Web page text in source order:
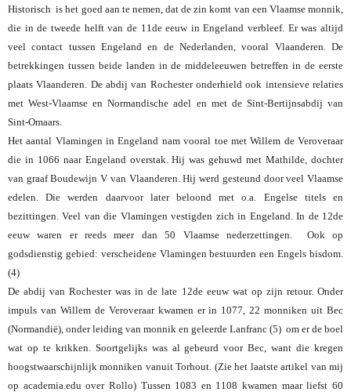
Historisch is het goed aan te nemen, dat de zin komt van een Vlaamse monnik,
die in de tweede helft van de 11de eeuw in Engeland verbleef. Er was altijd
veel contact tussen Engeland en de Nederlanden, vooral Vlaanderen. De
betrekkingen tussen beide landen in de middeleeuwen betreffen in de eerste
plaats Vlaanderen. De abdij van Rochester onderhield ook intensieve relaties
met West-Vlaamse en Normandische adel en met de Sint-Bertijnsabdij van
Sint-Omaars.
Het aantal Vlamingen in Engeland nam vooral toe met Willem de Veroveraar
die in 1066 naar Engeland overstak. Hij was gehuwd met Mathilde, dochter
van graaf Boudewijn V van Vlaanderen. Hij werd gesteund door veel Vlaamse
edelen. Die werden daarvoor later beloond met o.a. Engelse titels en
bezittingen. Veel van die Vlamingen vestigden zich in Engeland. In de 12de
eeuw waren er reeds meer dan 50 Vlaamse nederzettingen. Ook op
godsdienstig gebied: verscheidene Vlamingen bestuurden een Engels bisdom.
(4)
De abdij van Rochester was in de late 12de eeuw wat op zijn retour. Onder
impuls van Willem de Veroveraar kwamen er in 1077, 22 monniken uit Bec
(Normandië), onder leiding van monnik en geleerde Lanfranc (5) om er de boel
wat op te krikken. Soortgelijks was al gebeurd voor Bec, want die kregen
hoogstwaarschijnlijk monniken vanuit Torhout. (Zie het laatste artikel van mij
op academia.edu over Rollo) Tussen 1083 en 1108 kwamen maar liefst 60